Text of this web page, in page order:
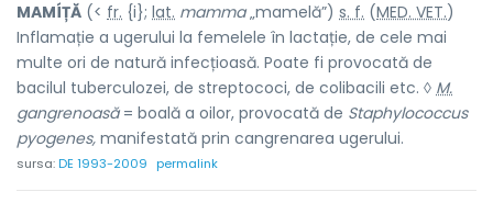
MAMÍȚĂ (< fr. {i}; lat. mamma„mamelă”) s. f. (MED. VET.)
Inflamație a ugerului la femelele în lactație, de cele mai
multe ori de natură infecțioasă. Poate fi provocată de
bacilul tuberculozei, de streptococi, de colibacili etc. ◊ M.
gangrenoasă= boală a oilor, provocată de Staphylococcus
pyogenes, manifestată prin cangrenarea ugerului.
sursa:DE 1993-2009 permalink